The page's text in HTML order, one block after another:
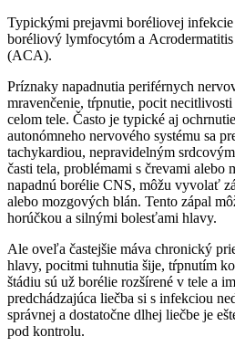
Typickými prejavmi boréliovej
boréliový lymfocytóm a
(ACA).
Príznaky napadnutia periférnych
mravenčenie, tŕpnutie, pocit
celom tele. Často je typické aj
autonómneho nervového systému sa
tachykardiou, nepravidelným
časti tela, problémami s črevami alebo
napadnú borélie CNS, môžu vyvolať
alebo mozgových blán. Tento zápal
horúčkou a silnými bolesťami hlavy.
Ale oveľa častejšie máva chronický
hlavy, pocitmi tuhnutia šije, tŕpnutím
štádiu sú už borélie rozšírené v tele a
predchádzajúca liečba si s infekciou
správnej a dostatočne dlhej liečbe je
pod kontrolu.